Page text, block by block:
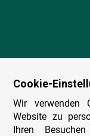
Cookie-
Wir verwenden
Website zu
Ihren